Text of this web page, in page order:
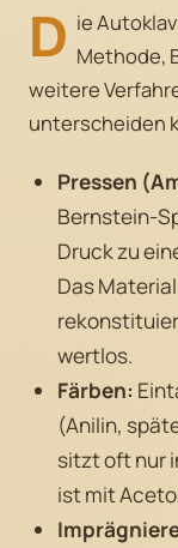
D ie
Methode,
weitere
unterscheiden
Pressen
Bernstein-
Druck zu
Das
wertlos.
Färben:
(Anilin,
sitzt oft nur
ist mit